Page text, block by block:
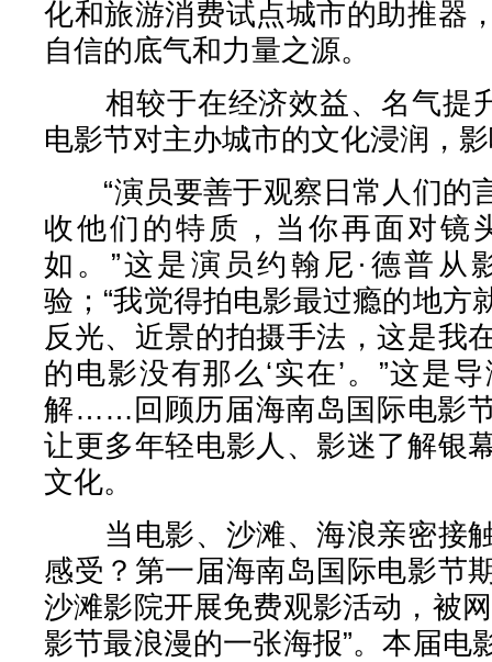
化和旅游消费试点城市的助推器
自信的底气和力量之源。
相较于在经济效益、名气提升
电影节对主办城市的文化浸润，
“演员要善于观察日常人们的
收他们的特质，当你再面对镜
如。”这是演员约翰尼·德普从
验；“我觉得拍电影最过瘾的地方
反光、近景的拍摄手法，这是我
的电影没有那么‘实在’。”这是
解……回顾历届海南岛国际电影
让更多年轻电影人、影迷了解银
文化。
当电影、沙滩、海浪亲密接
感受？第一届海南岛国际电影节
沙滩影院开展免费观影活动，被
影节最浪漫的一张海报”。本届电